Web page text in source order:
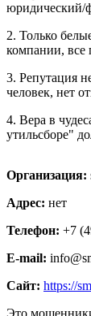
юридический/
2. Только
компании, все
3. Репутация
человек, нет
4. Вера в
утильсборе"
Организация:
Адрес: нет
Телефон: +7
E-mail:
Сайт: https://
Это